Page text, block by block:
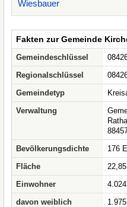
Wiesbauer
Fakten zur Gemeinde
Gemeindeschlüssel
Regionalschlüssel
Gemeindetyp
Verwaltung
Bevölkerungsdichte
176
Fläche
Einwohner
4.024
davon weiblich
1.975